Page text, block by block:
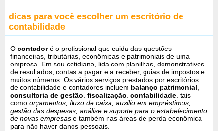
dicas para você escolher um escritório de
contabilidade
Ocontadoré o profissional que cuida das questões
financeiras, tributárias, econômicas e patrimoniais de uma
empresa. Em seu cotidiano, lida com planilhas, demonstrativos
de resultados, contas a pagar e a receber, guias de impostos e
muitos números. Os vários serviços prestados por escritórios
de contabilidade e contadores incluem balanço patrimonial,
consultoria de gestão,fiscalização,contabilidade, tais
comoorçamentos, fluxo de caixa, auxilio em empréstimos,
gestão das despesas, análise e suporte para o estabelecimento
de novas empresas e também nas áreas de perda econômica
para não haver danos pessoais.